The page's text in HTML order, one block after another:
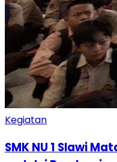
Kegiatan
SMK NU 1 Slawi